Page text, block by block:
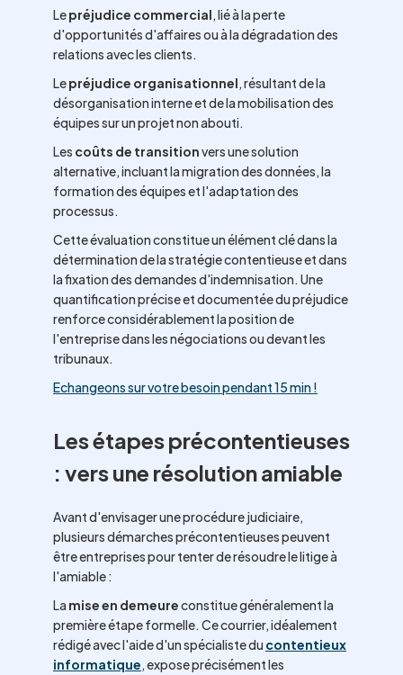
Lepréjudice commercial, lié à la perte
d'opportunités d'affaires ou à la dégradation des
relations avec les clients.
Lepréjudice organisationnel, résultant de la
désorganisation interne et de la mobilisation des
équipes sur un projet non abouti.
Les coûts de transitionvers une solution
alternative, incluant la migration des données, la
formation des équipes et l'adaptation des
processus.
Cette évaluation constitue un élément clé dans la
détermination de la stratégie contentieuse et dans
la fixation des demandes d'indemnisation. Une
quantification précise et documentée du préjudice
renforce considérablement la position de
l'entreprise dans les négociations ou devant les
tribunaux.
Echangeons sur votre besoin pendant 15 min !
Les étapes précontentieuses
: vers une résolution amiable
Avant d'envisager une procédure judiciaire,
plusieurs démarches précontentieuses peuvent
être entreprises pour tenter de résoudre le litige à
l'amiable :
La mise en demeureconstitue généralement la
première étape formelle. Ce courrier, idéalement
rédigé avec l'aide d'un spécialiste du contentieux
informatique, expose précisément les